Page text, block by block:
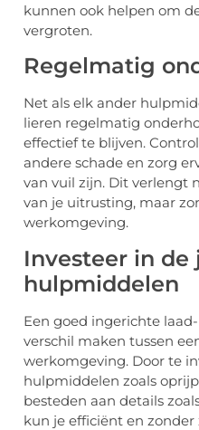
kunnen ook helpen om
vergroten.
Regelmatig
Net als elk ander
lieren regelmatig
effectief te blijven.
andere schade en zorg
van vuil zijn. Dit verlengt
van je uitrusting, maar
werkomgeving.
Investeer in de
hulpmiddelen
Een goed ingerichte
verschil maken tussen
werkomgeving. Door te
hulpmiddelen zoals
besteden aan details
kun je efficiënt en zonder